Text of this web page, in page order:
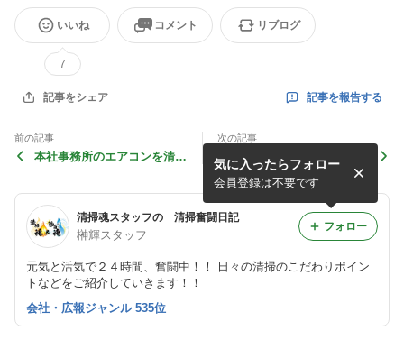
いいね
7
コメント リブログ
記事をシェア 記事を報告する
前の記事
本社事務所のエアコンを清掃
次の記事
エアコンの効き、大丈夫です
か！
清掃魂スタッフの 清掃奮闘日記
榊輝スタッフ
元気と活気で２４時間、奮闘中！！ 日々の清掃のこだわりポイン
トなどをご紹介していきます！！
気に入ったらフォロー
会員登録は不要です
フォロー
会社・広報ジャンル 535位